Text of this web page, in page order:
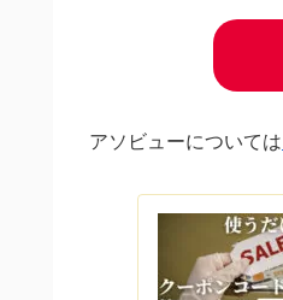
アソビューについては